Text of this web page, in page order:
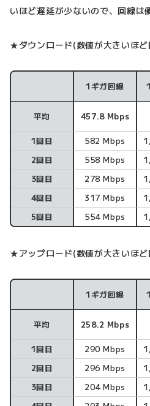
いほど遅延が少ないので、回線は
★ダウンロード(数値が大きいほ
ダウンロード速度
1ギガ回線
平均 457.8 Mbps
1回目
582 Mbps
2回目
558 Mbps
3回目
278 Mbps
4回目
317 Mbps
5回目
554 Mbps
★アップロード(数値が大きいほ
アップロード速度
1ギガ回線
平均 258.2 Mbps
1回目
290 Mbps
2回目
296 Mbps
3回目
204 Mbps